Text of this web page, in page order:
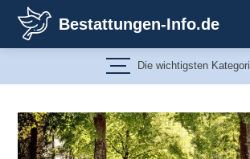
Inhalt
springen
Bestattungen-Info.de
Die wichtigsten